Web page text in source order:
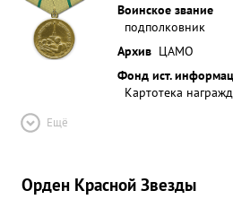
Воинское звание
подполковник
Архив ЦАМО
Фонд ист.
Картотека
Ещё
Орден Красной Звезды